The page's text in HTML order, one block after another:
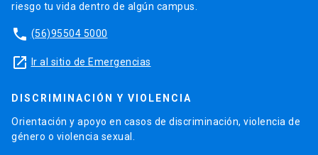
riesgo tu vida dentro de algún campus.
phone (56)95504 5000
launch Ir al sitio de Emergencias
DISCRIMINACIÓN Y VIOLENCIA
Orientación y apoyo en casos de discriminación, violencia de
género o violencia sexual.